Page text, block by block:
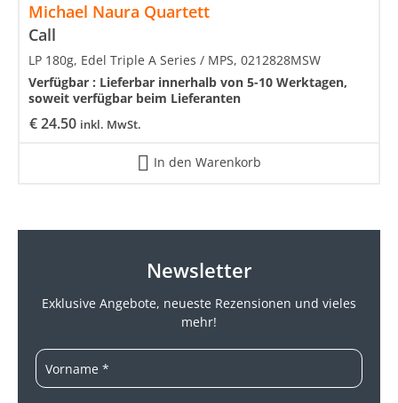
Michael Naura Quartett
Call
€24.50 inkl. MwSt.
LP 180g, Edel Triple A Series / MPS, 0212828MSW
Verfügbar : Lieferbar innerhalb von 5-10 Werktagen,
soweit verfügbar beim Lieferanten
In den Warenkorb
Newsletter
Exklusive Angebote, neueste Rezensionen und vieles
mehr!